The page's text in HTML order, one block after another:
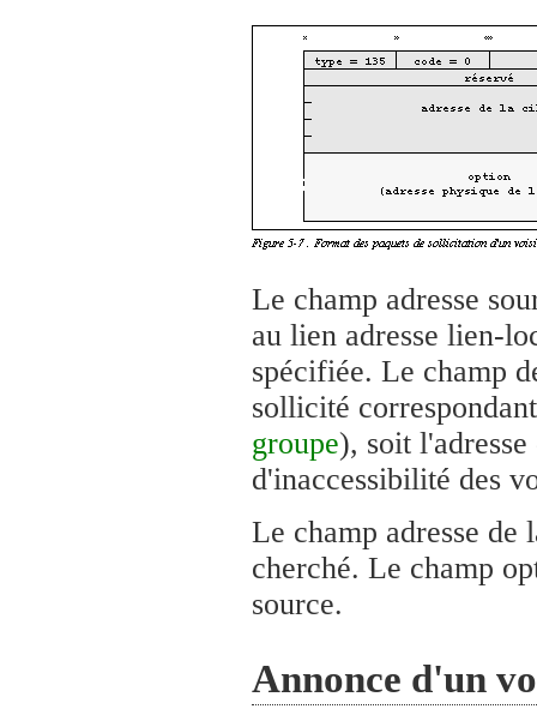
Le champ adresse
au lien adresse lien-
spécifiée. Le champ
sollicité
groupe), soit
d'inaccessibilité des
Le champ adresse de
cherché. Le champ
source.
Annonce d'un